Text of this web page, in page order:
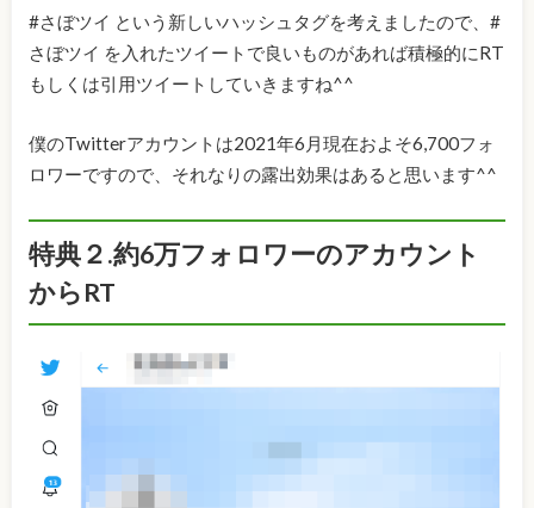
#さぼツイ という新しいハッシュタグを考えましたので、#
さぼツイ を入れたツイートで良いものがあれば積極的にRT
もしくは引用ツイートしていきますね^^
僕のTwitterアカウントは2021年6月現在およそ6,700フォ
ロワーですので、それなりの露出効果はあると思います^^
特典２.約6万フォロワーのアカウント
からRT